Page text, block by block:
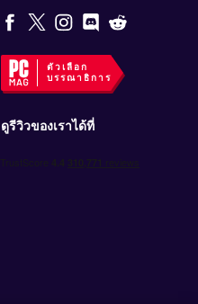
ตัวเลือก
บรรณาธิการ
ดูรีวิวของเราได้ที่